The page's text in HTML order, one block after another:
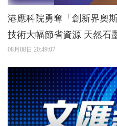
港應科院勇奪「創新界奧斯卡」
技術大幅節
08月08日 20:49:07